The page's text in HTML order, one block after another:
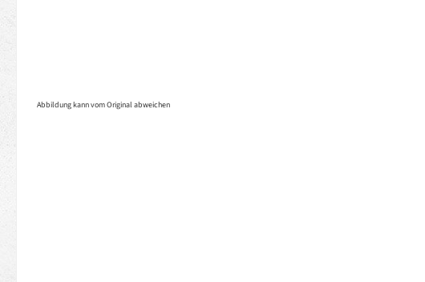
Abbildung kann vom Original abweichen